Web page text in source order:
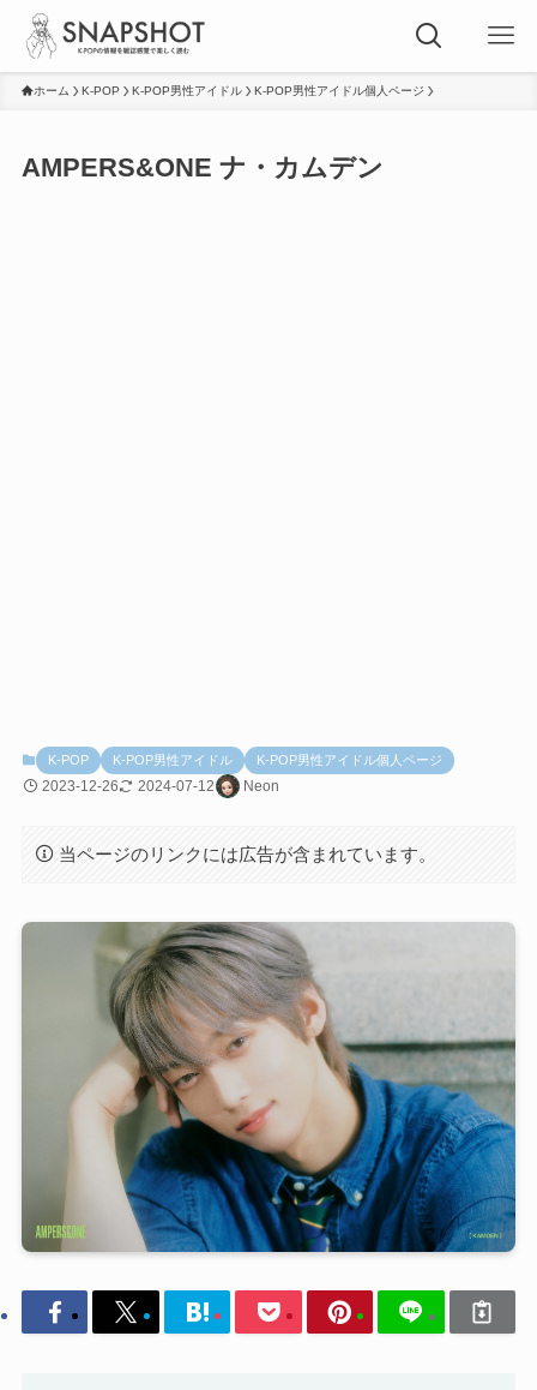
ホーム K-POP K-POP男性アイドル K-POP男性アイドル個人ページ
AMPERS&ONE ナ・カムデン
K-POP K-POP男性アイドル K-POP男性アイドル個人ページ
2023-12-26 2024-07-12 Neon
当ページのリンクには広告が含まれています。